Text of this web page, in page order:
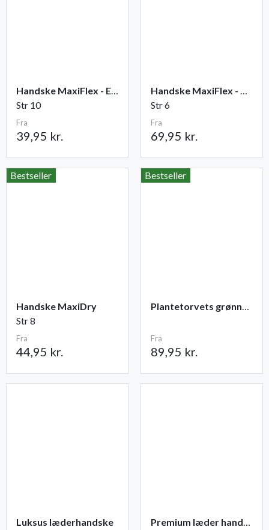
Handske MaxiFlex - Elite
Str 10
Fra
39,95 kr.
Handske MaxiFlex - Cut
Str 6
Fra
69,95 kr.
Bestseller
Handske MaxiDry
Str 8
Fra
44,95 kr.
Bestseller
Plantetorvets grønne vandingspose 75 liter
Fra
89,95 kr.
Luksus læderhandske
Premium læder handske Flutter